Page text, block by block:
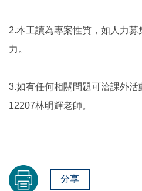
2.本工讀為專案性質，如人力募
力。
3.如有任何相關問題可洽課外
12207林明輝老師。
分享